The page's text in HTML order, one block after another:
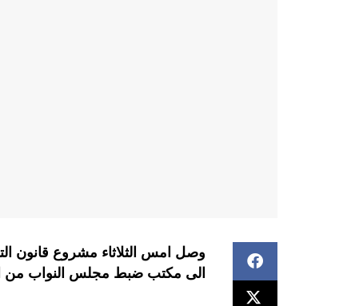
وصل امس الثلاثاء مشروع قانون
الى مكتب ضبط مجلس النواب من